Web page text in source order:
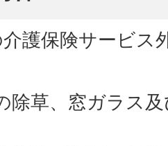
護保険サービス
除草、窓ガラス